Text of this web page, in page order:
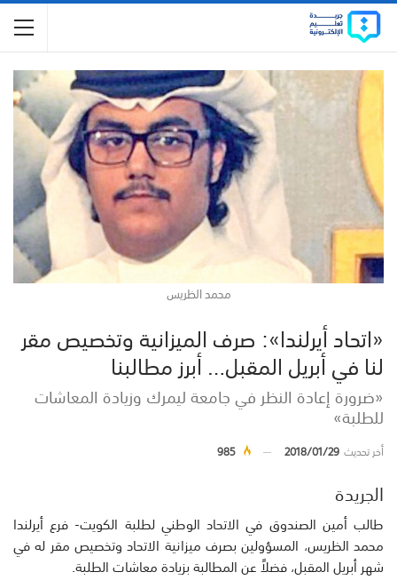
محمد الظريس
«اتحاد أيرلندا»: صرف الميزانية وتخصيص مقر
لنا في أبريل المقبل… أبرز مطالبنا
«ضرورة إعادة النظر في جامعة ليمرك وزيادة المعاشات
للطلبة»
أخر تحديث2018/01/29
985
الجريدة
طالب أمين الصندوق في الاتحاد الوطني لطلبة الكويت- فرع أيرلندا
محمد الظريس، المسؤولين بصرف ميزانية الاتحاد وتخصيص مقر له في
شهر أبريل المقبل، فضلاً عن المطالبة بزيادة معاشات الطلبة.